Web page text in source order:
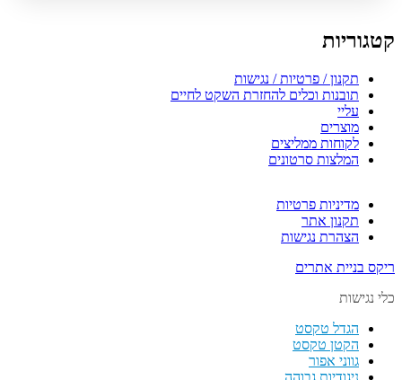
תקנון / פרטיות / נגישות
תובנות וכלים להחזרת השקט לחיים
עליי
מוצרים
לקוחות ממליצים
המלצות סרטונים
מדיניות פרטיות
תקנון אתר
הצהרת נגישות
בניית אתרים
נגישות
הגדל טקסט
הקטן טקסט
גווני אפור
ניגודיות גבוהה